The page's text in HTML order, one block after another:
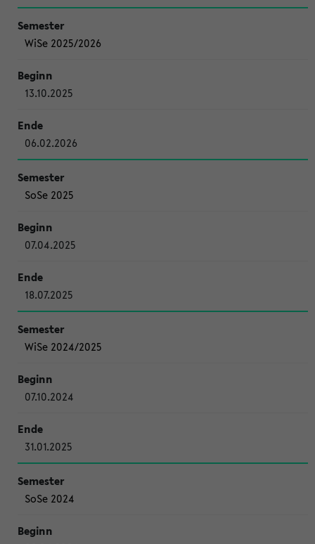
WiSe 2025/2026
13.10.2025
06.02.2026
SoSe 2025
07.04.2025
18.07.2025
WiSe 2024/2025
07.10.2024
31.01.2025
SoSe 2024